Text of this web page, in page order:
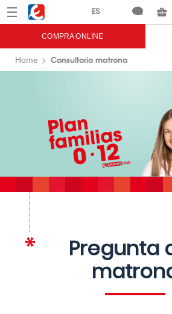
Menú Eroski
COMPRA ONLINE
Home Consultorio matrona
Pregunta